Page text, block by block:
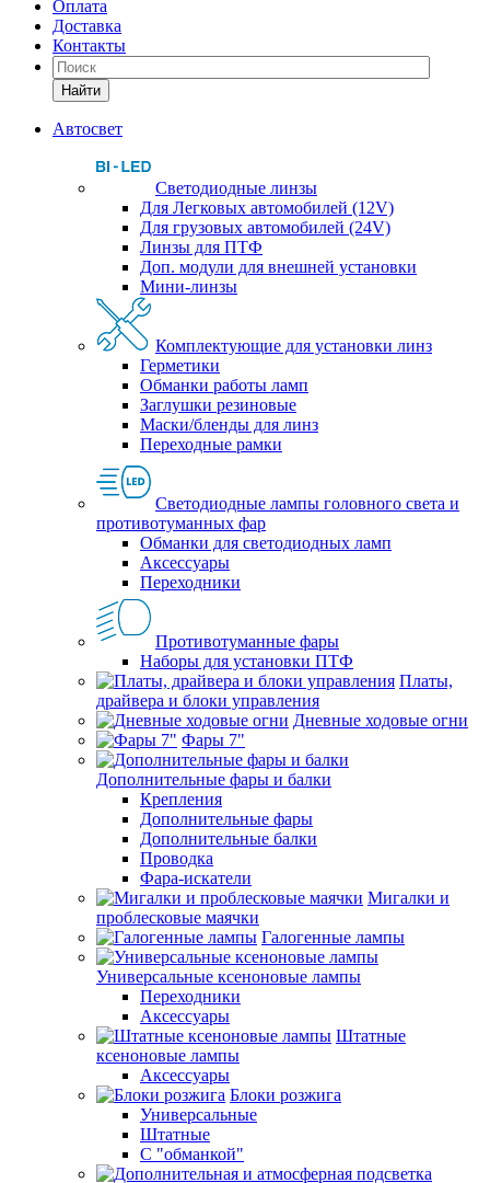
Оплата
Доставка
Контакты
Найти
Автосвет
Светодиодные линзы
Для Легковых автомобилей (12V)
Для грузовых автомобилей (24V)
Линзы для ПТФ
Доп. модули для внешней установки
Мини-линзы
Комплектующие для установки линз
Герметики
Обманки работы ламп
Заглушки резиновые
Маски/бленды для линз
Переходные рамки
Светодиодные лампы головного света и
противотуманных фар
Обманки для светодиодных ламп
Аксессуары
Переходники
Противотуманные фары
Наборы для установки ПТФ
Платы,
драйвера и блоки управления
Дневные ходовые огни
Фары 7"
Дополнительные фары и балки
Крепления
Дополнительные фары
Дополнительные балки
Проводка
Фара-искатели
Мигалки и
проблесковые маячки
Галогенные лампы
Универсальные ксеноновые лампы
Переходники
Аксессуары
Штатные
ксеноновые лампы
Аксессуары
Блоки розжига
Универсальные
Штатные
С "обманкой"